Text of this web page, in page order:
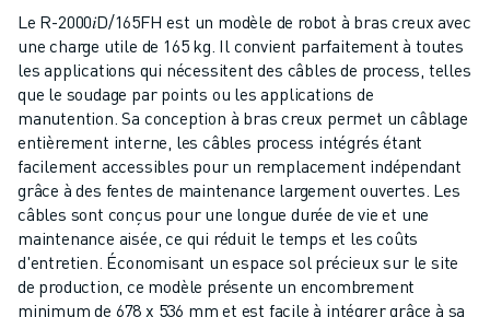
LOGICIEL DE SIMULATION
PRODUITS DE ROBOTIQUE ÉDUCATIVE
AUTOMATISATION DES ROBOTS
ROBOTS DE SOUDAGE À L'ARC
ROBOTS ARTICULÉS
SÉRIE ARC MATE
SÉRIE M-900
ROBOTS DELTA
ROBOTS POUR L'ALIMENTATION ET LES SALLES BLANCHES
ROBOTS DE PEINTURE
ROBOTS PALETTISEURS
Le R-2000𝑖D/165FH est un modèle de robot à bras creux avec
une charge utile de 165 kg. Il convient parfaitement à toutes
les applications qui nécessitent des câbles de process, telles
que le soudage par points ou les applications de
manutention. Sa conception à bras creux permet un câblage
entièrement interne, les câbles process intégrés étant
facilement accessibles pour un remplacement indépendant
grâce à des fentes de maintenance largement ouvertes. Les
câbles sont conçus pour une longue durée de vie et une
maintenance aisée, ce qui réduit le temps et les coûts
d'entretien. Économisant un espace sol précieux sur le site
de production, ce modèle présente un encombrement
minimum de 678 x 536 mm et est facile à intégrer grâce à sa